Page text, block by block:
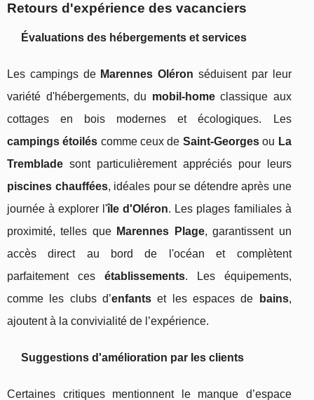
Retours d'expérience des vacanciers
Évaluations des hébergements et services
Les campings de Marennes Oléron séduisent par leur
variété d'hébergements, du mobil-homeclassique aux
cottages en bois modernes et écologiques. Les
campings étoilés comme ceux de Saint-Georgesou La
Tremblade sont particulièrement appréciés pour leurs
piscines chauffées, idéales pour se détendre après une
journée à explorer l'île d'Oléron. Les plages familiales à
proximité, telles que Marennes Plage, garantissent un
accès direct au bord de l'océan et complètent
parfaitement ces établissements. Les équipements,
comme les clubs d’enfantset les espaces de bains,
ajoutent à la convivialité de l’expérience.
Suggestions d'amélioration par les clients
Certaines critiques mentionnent le manque d’espace